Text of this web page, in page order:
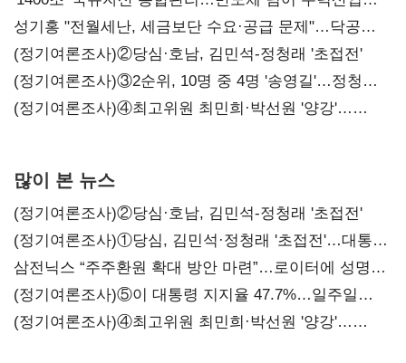
구조혁신
성기홍 "전월세난, 세금보단 수요·공급 문제"…닥공
시사
(정기여론조사)②당심·호남, 김민석-정청래 '초접전'
(정기여론조사)③2순위, 10명 중 4명 '송영길'…정청래
'한 자릿수'
(정기여론조사)④최고위원 최민희·박선원 '양강'…
많이 본 뉴스
(정기여론조사)②당심·호남, 김민석-정청래 '초접전'
(정기여론조사)①당심, 김민석·정청래 '초접전'…대통령
지지도 '50% 아래로'(종합)
삼전닉스 “주주환원 확대 방안 마련”…로이터에 성명
보내
(정기여론조사)⑤이 대통령 지지율 47.7%…일주일
만에 다시 40%대
(정기여론조사)④최고위원 최민희·박선원 '양강'…